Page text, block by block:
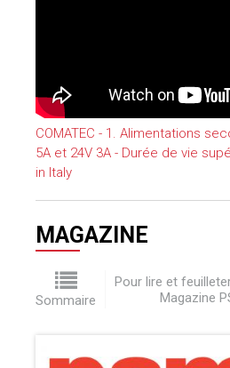
COMATEC - 1. Alimentations
5A et 24V 3A - Durée de vie
in Italy
MAGAZINE
Sommaire
Pour lire et
Magazine